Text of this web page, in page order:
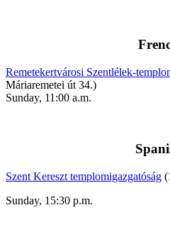
Remetekertvárosi Szentlélek-
Máriaremetei út 34.)
Sunday, 11:00 a.m.
Szent Kereszt templomigazgatóság
Sunday, 15:30 p.m.